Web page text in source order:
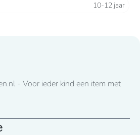
10-12 jaar
- Voor ieder kind een item met